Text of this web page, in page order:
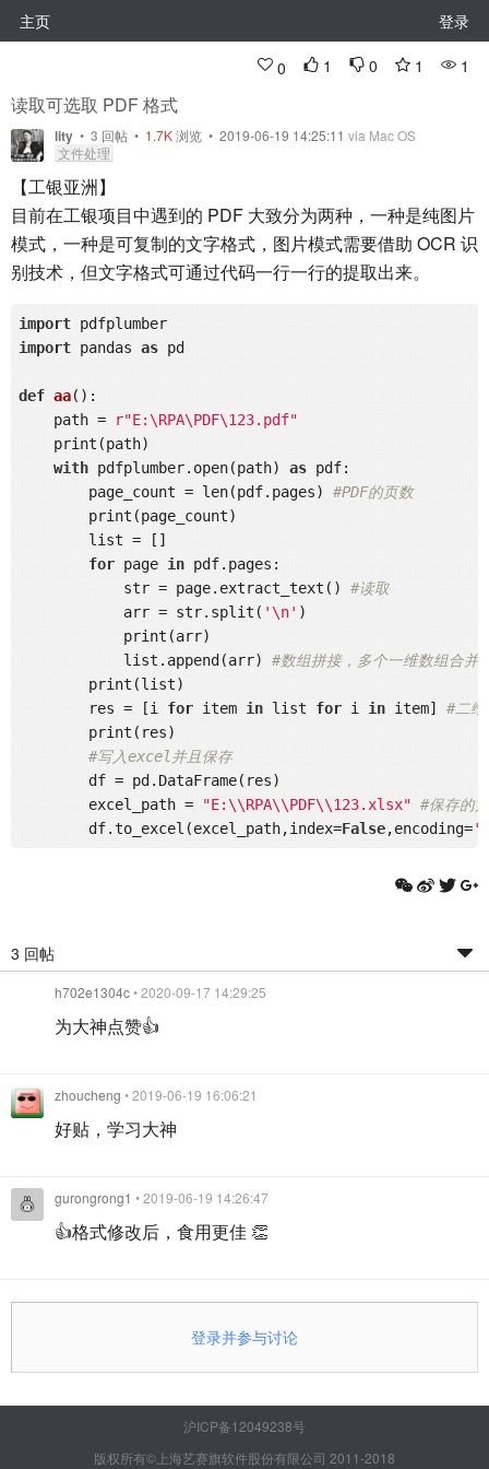
主页 登录
0 1 0 1 1
读取可选取 PDF 格式
lity • 3 回帖 • 1.7K浏览 • 2019-06-19 14:25:11 via Mac OS
文件处理
【工银亚洲】
目前在工银项目中遇到的 PDF 大致分为两种，一种是纯图片
模式，一种是可复制的文字格式，图片模式需要借助 OCR 识
别技术，但文字格式可通过代码一行一行的提取出来。
import
pdfplumber
import pandas as pd
def aa() :
    path =
r"E:\RPA\PDF\123.pdf"
    print(path)
with pdfplumber.open(path) as pdf:
        page_count = len(pdf.pages)
#PDF的页数
        print(page_count)
        list = []
for page in pdf.pages:
            str = page.extract_text()
#读取
            arr = str.split(
'\n' )
            print(arr)
            list.append(arr)
#数组拼接，多个一维数组合并
        print(list)
        res = [i
for item in list for i in item] #二维
        print(res)
#写入excel并且保存
        df = pd.DataFrame(res)
        excel_path =
"E:\\RPA\\PDF\\123.xlsx" #保存的
        df.to_excel(excel_path,index=
False,encoding=
3 回帖
h702e1304c• 2020-09-17 14:29:25
为大神点赞👍
zhoucheng • 2019-06-19 16:06:21
好贴，学习大神
gurongrong1 • 2019-06-19 14:26:47
👍格式修改后，食用更佳 👏
登录并参与讨论
沪ICP备12049238号
版权所有©上海艺赛旗软件股份有限公司 2011-2018